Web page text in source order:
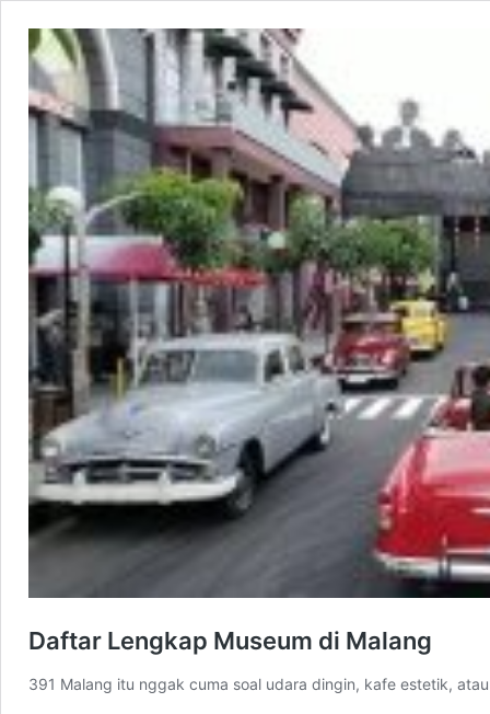
Daftar Lengkap Museum di Malang
391 Malang itu nggak cuma soal udara dingin, kafe estetik,